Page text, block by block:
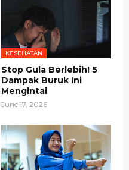
KESEHATAN
Stop Gula Berlebih! 5
Dampak Buruk Ini
Mengintai
June 17, 2026